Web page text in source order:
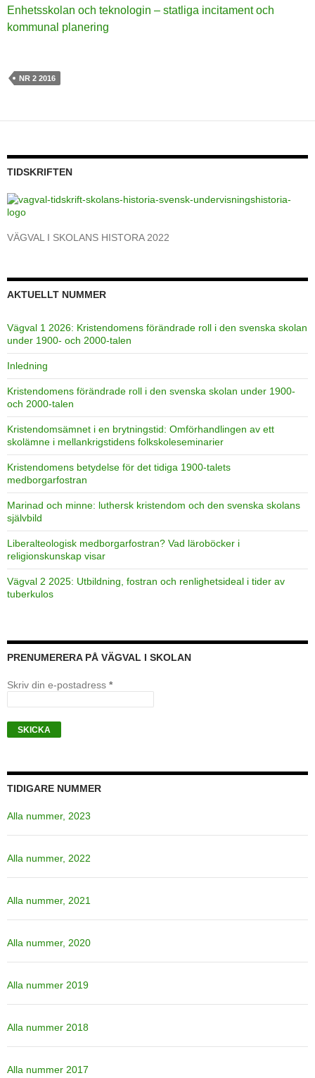
Enhetsskolan och teknologin – statliga incitament och
kommunal planering
NR 2 2016
TIDSKRIFTEN
VÄGVAL I SKOLANS HISTORA 2022
AKTUELLT NUMMER
Vägval 1 2026: Kristendomens förändrade roll i den svenska skolan
under 1900- och 2000-talen
Inledning
Kristendomens förändrade roll i den svenska skolan under 1900-
och 2000-talen
Kristendomsämnet i en brytningstid: Omförhandlingen av ett
skolämne i mellankrigstidens folkskoleseminarier
Kristendomens betydelse för det tidiga 1900-talets
medborgarfostran
Marinad och minne: luthersk kristendom och den svenska skolans
självbild
Liberalteologisk medborgarfostran? Vad läroböcker i
religionskunskap visar
Vägval 2 2025: Utbildning, fostran och renlighetsideal i tider av
tuberkulos
PRENUMERERA PÅ VÄGVAL I SKOLAN
Skriv din e-postadress *
TIDIGARE NUMMER
Alla nummer, 2023
Alla nummer, 2022
Alla nummer, 2021
Alla nummer, 2020
Alla nummer 2019
Alla nummer 2018
Alla nummer 2017